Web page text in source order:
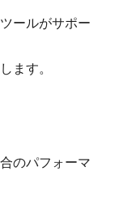
ールがサポー
ます。
のパフォーマ